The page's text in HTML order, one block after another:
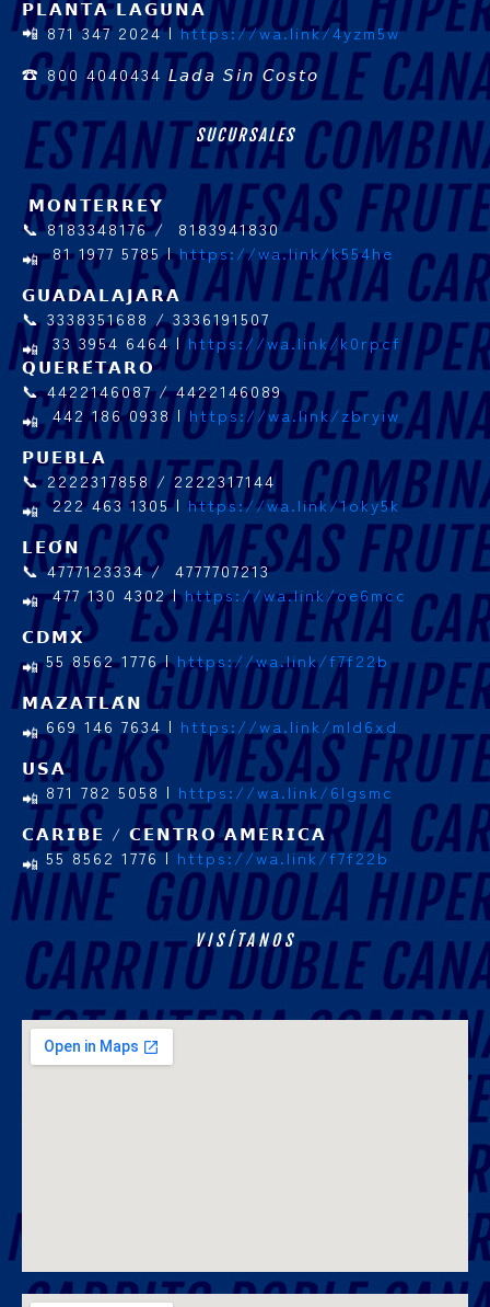
𝗣𝗟𝗔𝗡𝗧𝗔 𝗟𝗔𝗚𝗨𝗡𝗔
📲 871 347 2024 |https://wa.link/4yzm5w
☎ 800 4040434𝘓𝘢𝘥𝘢 𝘚𝘪𝘯 𝘊𝘰𝘴𝘵𝘰
SUCURSALES
𝗠𝗢𝗡𝗧𝗘𝗥𝗥𝗘𝗬
📞 8183348176 / 8183941830
81 1977 5785 |https://wa.link/k554he
𝗚𝗨𝗔𝗗𝗔𝗟𝗔𝗝𝗔𝗥𝗔
📞 3338351688 / 3336191507
33 3954 6464 |https://wa.link/k0rpcf
𝗤𝗨𝗘𝗥𝗘́𝗧𝗔𝗥𝗢
📞 4422146087 / 4422146089
442 186 0938 |https://wa.link/zbryiw
𝗣𝗨𝗘𝗕𝗟𝗔
📞 2222317858 / 2222317144
222 463 1305 | https://wa.link/1oky5k
𝗟𝗘𝗢́𝗡
📞 4777123334 / 4777707213
477 130 4302 |https://wa.link/oe6mcc
𝗖𝗗𝗠𝗫
55 8562 1776 |https://wa.link/f7f22b
𝗠𝗔𝗭𝗔𝗧𝗟𝗔́𝗡
669 146 7634 | https://wa.link/mld6xd
𝗨𝗦𝗔
871 782 5058 | https://wa.link/6lgsmc
𝗖𝗔𝗥𝗜𝗕𝗘 / 𝗖𝗘𝗡𝗧𝗥𝗢 𝗔𝗠𝗘𝗥𝗜𝗖𝗔
55 8562 1776 | https://wa.link/f7f22b
VISÍTANOS